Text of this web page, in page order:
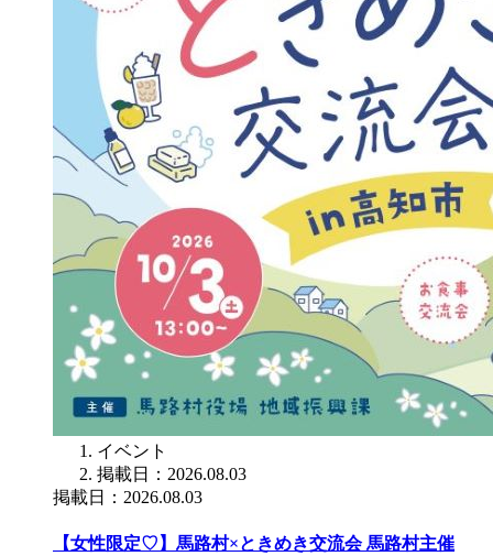
イベント
掲載日：2026.08.03
掲載日：2026.08.03
【女性限定♡】馬路村×ときめき交流会 馬路村主催